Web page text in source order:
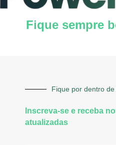
Fique sempre
Fique por dentro de
Inscreva-se e receba
atualizadas